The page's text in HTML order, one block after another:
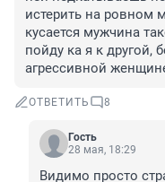
истерить на ровном
кусается мужчина
пойду ка я к другой,
агрессивной
ОТВЕТИТЬ 8
Гость
28 мая, 18:29
Видимо просто